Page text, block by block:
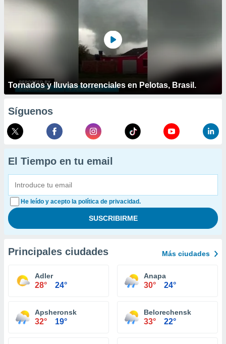
Tornados y lluvias torrenciales en Pelotas, Brasil.
Síguenos
El Tiempo en tu email
He leído y acepto la política de privacidad.
Principales ciudades Más ciudades
Adler
28° 24°
Anapa
30° 24°
Apsheronsk
32° 19°
Belorechensk
33° 22°